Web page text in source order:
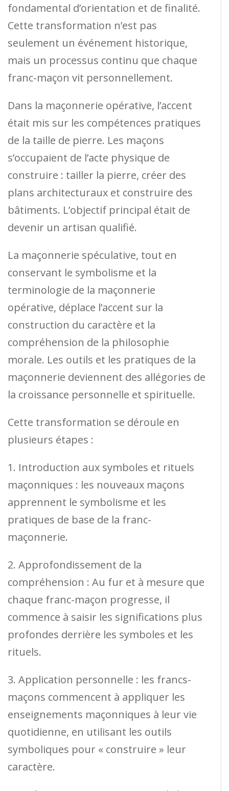
fondamental d’orientation et de finalité.
Cette transformation n’est pas
seulement un événement historique,
mais un processus continu que chaque
franc-maçon vit personnellement.
Dans la maçonnerie opérative, l’accent
était mis sur les compétences pratiques
de la taille de pierre. Les maçons
s’occupaient de l’acte physique de
construire : tailler la pierre, créer des
plans architecturaux et construire des
bâtiments. L’objectif principal était de
devenir un artisan qualifié.
La maçonnerie spéculative, tout en
conservant le symbolisme et la
terminologie de la maçonnerie
opérative, déplace l’accent sur la
construction du caractère et la
compréhension de la philosophie
morale. Les outils et les pratiques de la
maçonnerie deviennent des allégories de
la croissance personnelle et spirituelle.
Cette transformation se déroule en
plusieurs étapes :
1. Introduction aux symboles et rituels
maçonniques : les nouveaux maçons
apprennent le symbolisme et les
pratiques de base de la franc-
maçonnerie.
2. Approfondissement de la
compréhension : Au fur et à mesure que
chaque franc-maçon progresse, il
commence à saisir les significations plus
profondes derrière les symboles et les
rituels.
3. Application personnelle : les francs-
maçons commencent à appliquer les
enseignements maçonniques à leur vie
quotidienne, en utilisant les outils
symboliques pour « construire » leur
caractère.